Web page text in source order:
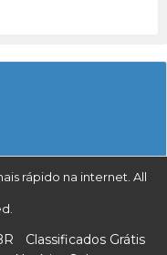
rápido na internet. All
Classificados Grátis